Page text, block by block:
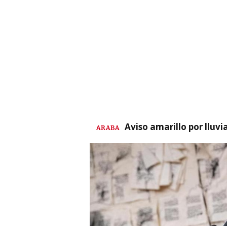
ARABA Aviso amarillo por